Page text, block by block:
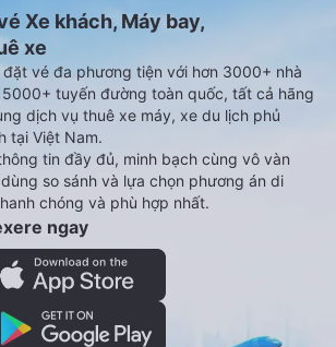
Xe khách, Máy bay,
xe
vé đa phương tiện với hơn 3000+ nhà
tuyến đường toàn quốc, tất cả hãng
dịch vụ thuê xe máy, xe du lịch phủ
tại Việt Nam.
tin đầy đủ, minh bạch cùng vô vàn
so sánh và lựa chọn phương án di
chóng và phù hợp nhất.
ngay